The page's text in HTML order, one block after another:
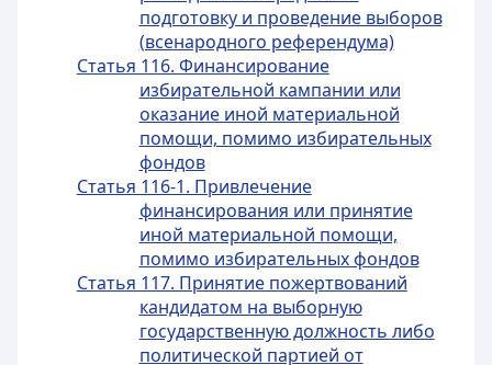
подготовку и проведение выборов
(всенародного референдума)
Статья 116. Финансирование
избирательной кампании или
оказание иной материальной
помощи, помимо избирательных
фондов
Статья 116-1. Привлечение
финансирования или принятие
иной материальной помощи,
помимо избирательных фондов
Статья 117. Принятие пожертвований
кандидатом на выборную
государственную должность либо
политической партией от